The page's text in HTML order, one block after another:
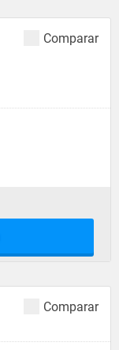
Comparar
Comparar